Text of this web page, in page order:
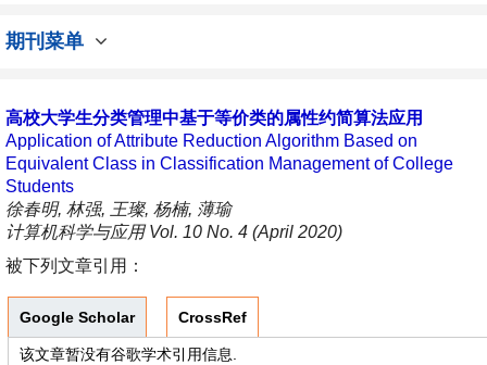
期刊菜单
高校大学生分类管理中基于等价类的属性约简算法应用
Application of Attribute Reduction Algorithm Based on
Equivalent Class in Classification Management of College
Students
徐春明, 林强, 王璨, 杨楠, 薄瑜
计算机科学与应用 Vol. 10 No. 4 (April 2020)
被下列文章引用：
Google Scholar CrossRef
该文章暂没有谷歌学术引用信息.